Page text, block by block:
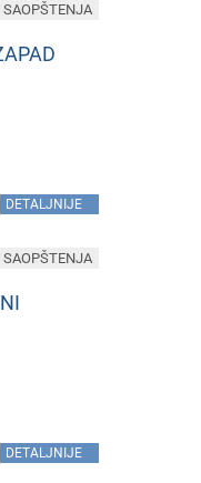
DETALJNIJE
DETALJNIJE